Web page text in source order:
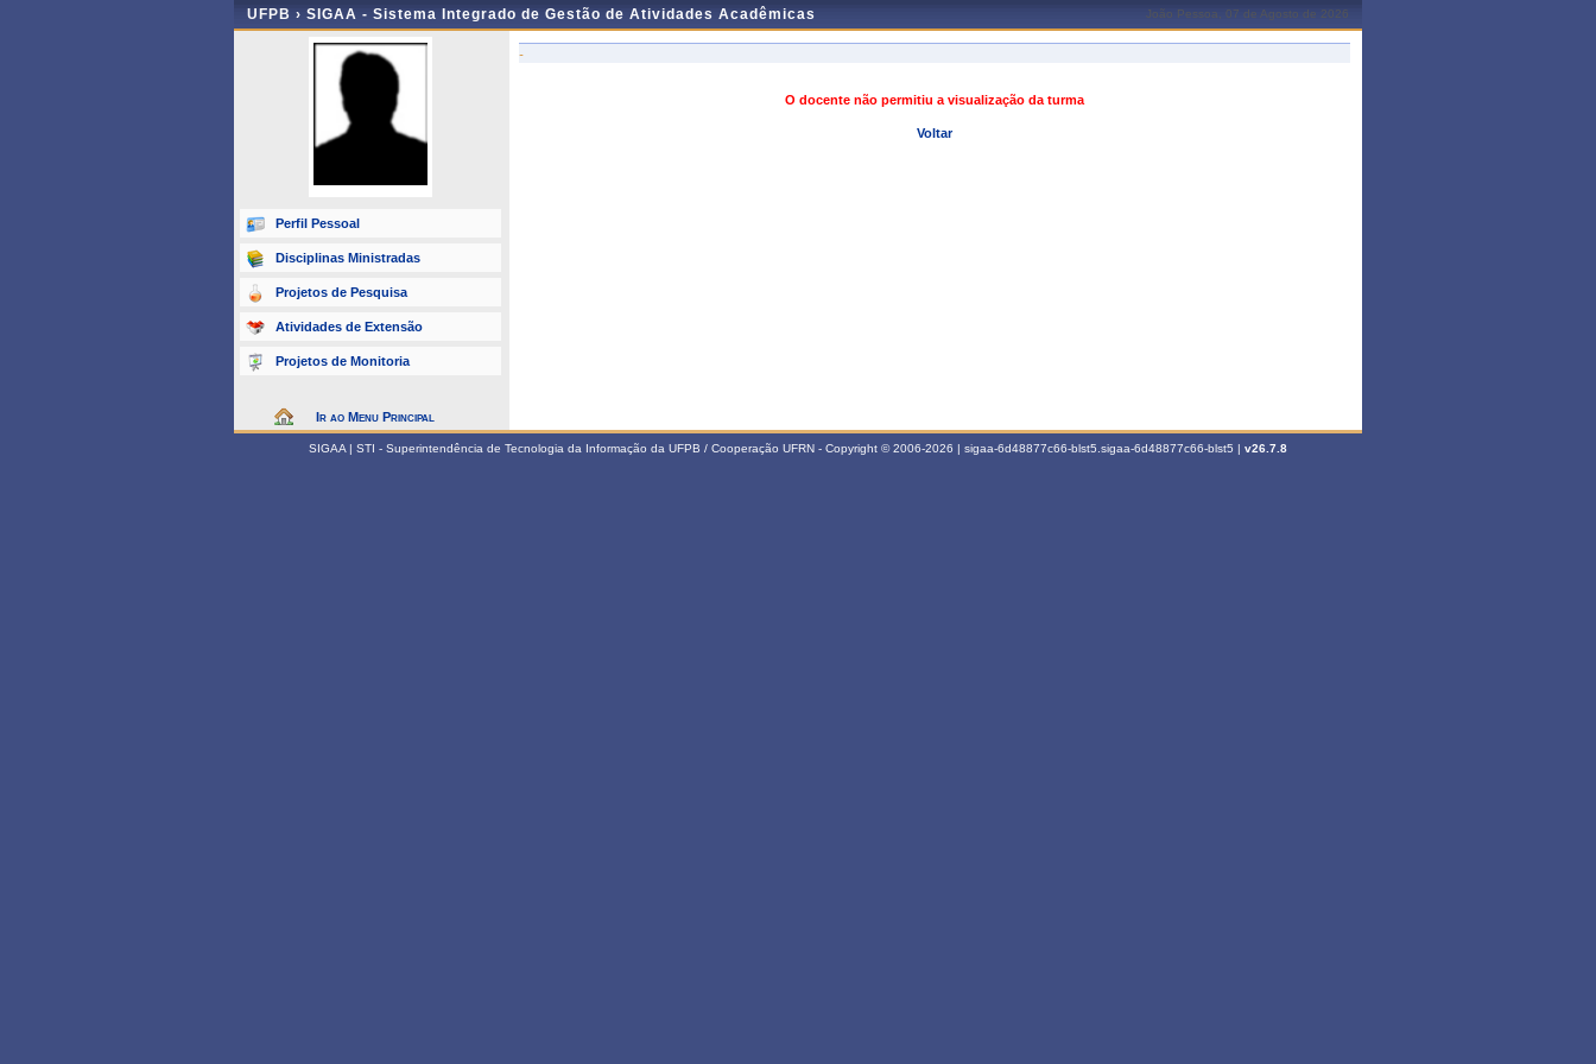
UFPB › SIGAA - Sistema Integrado de Gestão de Atividades Acadêmicas João Pessoa, 07 de Agosto de 2026
Perfil Pessoal
Disciplinas Ministradas
Projetos de Pesquisa
Atividades de Extensão
Projetos de Monitoria
Ir ao Menu Principal
-
O docente não permitiu a visualização da turma
Voltar
SIGAA | STI - Superintendência de Tecnologia da Informação da UFPB / Cooperação UFRN - Copyright © 2006-2026 | sigaa-6d48877c66-blst5.sigaa-6d48877c66-blst5 | v26.7.8